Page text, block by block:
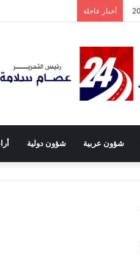
أخبار عاجلة
شؤون عربية شؤون دولية